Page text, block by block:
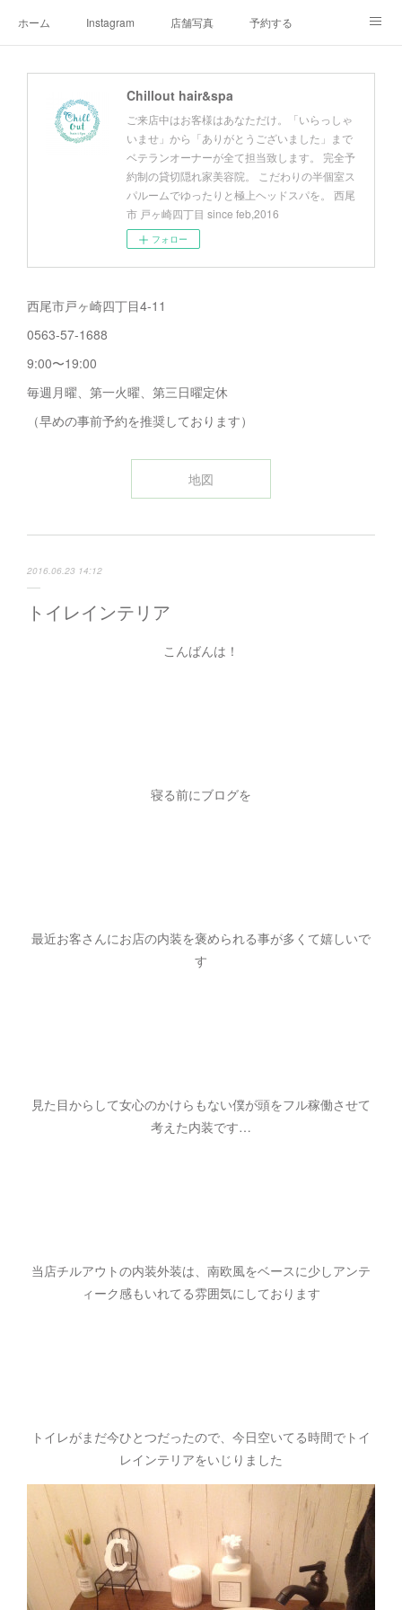
ホーム Instagram 店舗写真 予約する
チルアウトの極上ヘッドスパ
Chillout hair&spa
ご来店中はお客様はあなただけ。「いらっしゃ
いませ」から「ありがとうございました」まで
ベテランオーナーが全て担当致します。 完全予
約制の貸切隠れ家美容院。 こだわりの半個室ス
パルームでゆったりと極上ヘッドスパを。 西尾
市 戸ヶ崎四丁目 since feb,2016
フォロー
西尾市戸ヶ崎四丁目4-11
0563-57-1688
9:00〜19:00
毎週月曜、第一火曜、第三日曜定休
（早めの事前予約を推奨しております）
地図
2016.06.23 14:12
トイレインテリア
こんばんは！
寝る前にブログを
最近お客さんにお店の内装を褒められる事が多くて嬉しいで
す
見た目からして女心のかけらもない僕が頭をフル稼働させて
考えた内装です…
当店チルアウトの内装外装は、南欧風をベースに少しアンテ
ィーク感もいれてる雰囲気にしております
トイレがまだ今ひとつだったので、今日空いてる時間でトイ
レインテリアをいじりました